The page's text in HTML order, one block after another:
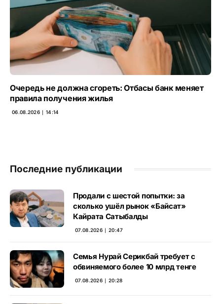
Очередь не должна сгореть: Отбасы банк меняет
правила получения жилья
06.08.2026 ∣ 14:14
Последние публикации
Продали с шестой попытки: за
сколько ушёл рынок «Байсат»
Кайрата Сатыбалды
07.08.2026 ∣ 20:47
Семья Нурай Серикбай требует с
обвиняемого более 10 млрд тенге
07.08.2026 ∣ 20:28